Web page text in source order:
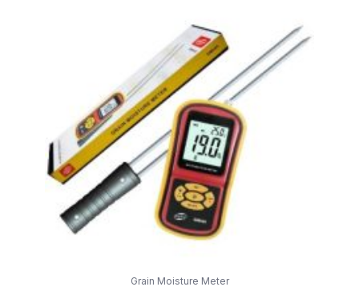
Grain Moisture Meter